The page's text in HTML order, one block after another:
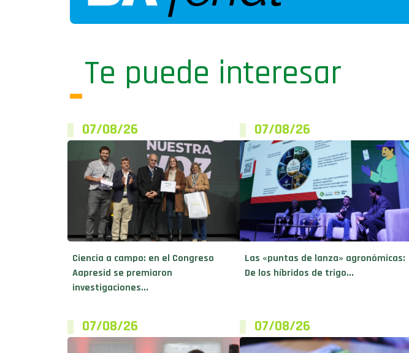
Te puede interesar
07/08/26
Ciencia a campo: en el Congreso
Aapresid se premiaron
investigaciones...
07/08/26
Las «puntas de lanza» agronómicas:
De los híbridos de trigo...
07/08/26 07/08/26